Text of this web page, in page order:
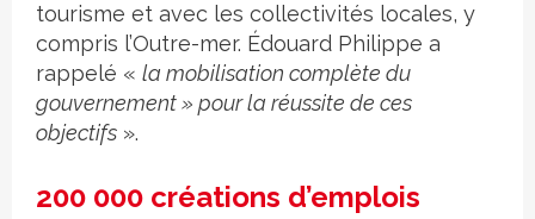
tourisme et avec les collectivités locales, y
compris l’Outre-mer. Édouard Philippe a
rappelé « la mobilisation complète du
gouvernement » pour la réussite de ces
objectifs ».
200 000 créations d’emplois